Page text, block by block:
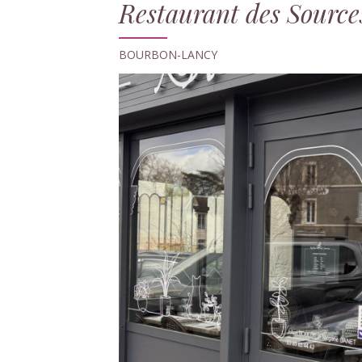
Restaurant des
BOURBON-LANCY